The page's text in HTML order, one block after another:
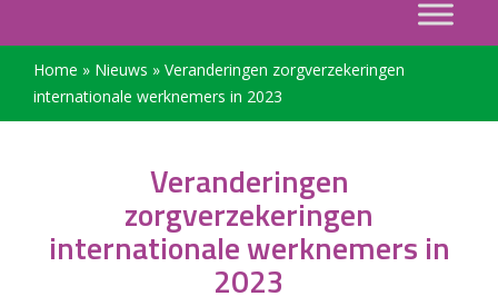
Home » Nieuws » Veranderingen zorgverzekeringen
internationale werknemers in 2023
Veranderingen
zorgverzekeringen
internationale werknemers in
2023